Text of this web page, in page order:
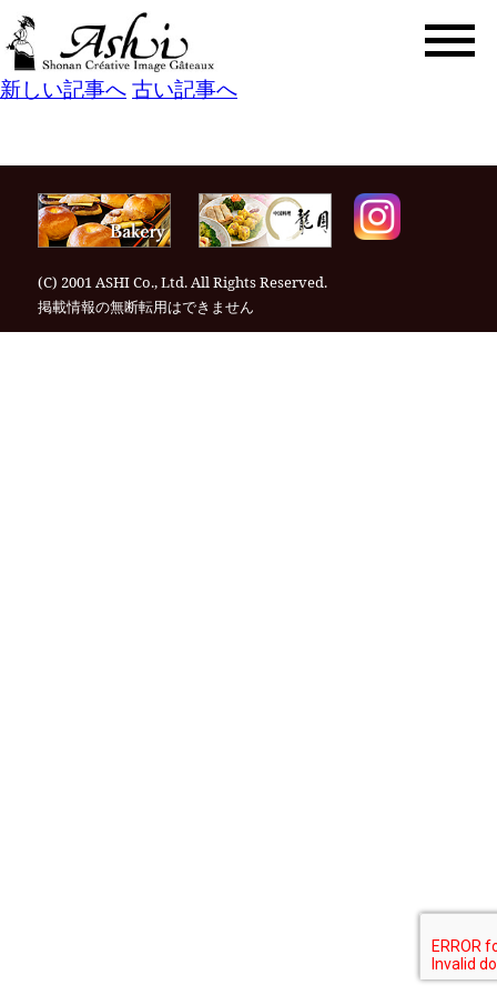
新しい記事へ古い記事へ
(C) 2001 ASHI Co., Ltd. All Rights Reserved.
掲載情報の無断転⽤はできません